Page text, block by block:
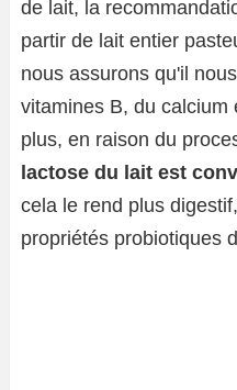
de lait, la
partir de lait entier
nous assurons qu'il
vitamines B, du calcium
plus, en raison du
lactose du lait est
cela le rend plus
propriétés probiotiques